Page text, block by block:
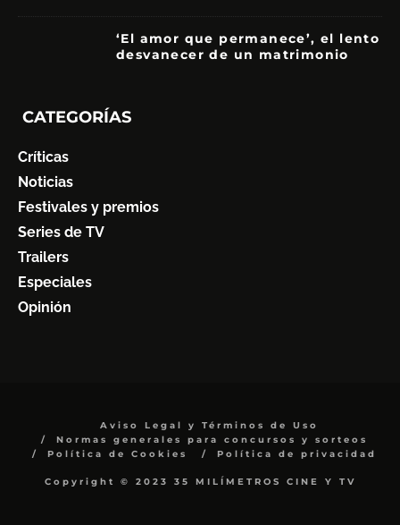
‘El amor que permanece’, el lento
desvanecer de un matrimonio
CATEGORÍAS
Críticas
Noticias
Festivales y premios
Series de TV
Trailers
Especiales
Opinión
Aviso Legal y Términos de Uso
Normas generales para concursos y sorteos
Política de Cookies
Política de privacidad
Copyright © 2023 35 MILÍMETROS CINE Y TV